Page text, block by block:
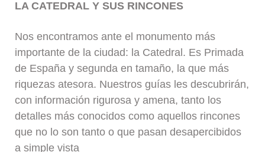
LA CATEDRAL Y SUS RINCONES
Nos encontramos ante el monumento más
importante de la ciudad: la Catedral. Es Primada
de España y segunda en tamaño, la que más
riquezas atesora. Nuestros guías les descubrirán,
con información rigurosa y amena, tanto los
detalles más conocidos como aquellos rincones
que no lo son tanto o que pasan desapercibidos
a simple vista